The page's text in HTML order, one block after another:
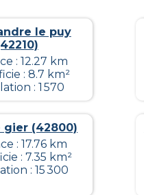
le puy
: 12.27 km
: 8.7 km²
: 1 570
gier (42800)
: 17.76 km
: 7.35 km²
: 15 300